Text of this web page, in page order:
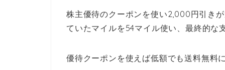
株主優待のクーポンを使い2,000円引き
ていたマイルを54マイル使い、最終的な
優待クーポンを使えば低額でも送料無料